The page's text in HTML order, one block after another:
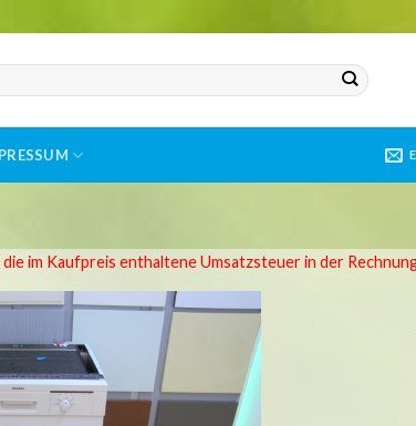
im Kaufpreis enthaltene Umsatzsteuer in der
die
Wunschliste